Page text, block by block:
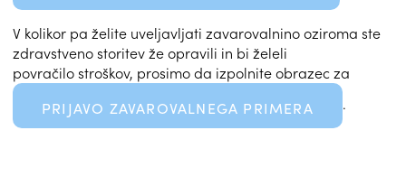
V kolikor pa želite uveljavljati zavarovalnino oziroma ste
zdravstveno storitev že opravili in bi želeli
povračilo stroškov, prosimo da izpolnite obrazec za
PRIJAVO ZAVAROVALNEGA PRIMERA
.